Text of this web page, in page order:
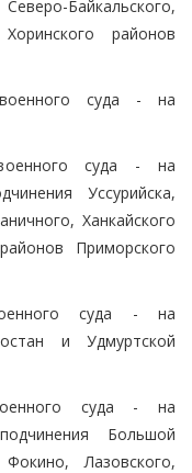
Байкальского,
районов
военного суда - на
военного суда - на
Уссурийска,
Ханкайского
Приморского
суда - на
и Удмуртской
суда - на
Большой
Лазовского,